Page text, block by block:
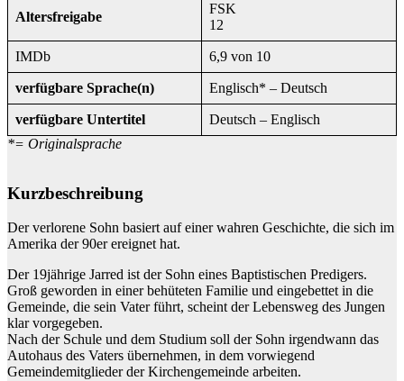
Altersfreigabe
FSK
12
IMDb 6,9 von 10
verfügbare Sprache(n) Englisch* – Deutsch
verfügbare Untertitel
Deutsch – Englisch
*= Originalsprache
Kurzbeschreibung
Der verlorene Sohn basiert auf einer wahren Geschichte, die sich im
Amerika der 90er ereignet hat.
Der 19jährige Jarred ist der Sohn eines Baptistischen Predigers.
Groß geworden in einer behüteten Familie und eingebettet in die
Gemeinde, die sein Vater führt, scheint der Lebensweg des Jungen
klar vorgegeben.
Nach der Schule und dem Studium soll der Sohn irgendwann das
Autohaus des Vaters übernehmen, in dem vorwiegend
Gemeindemitglieder der Kirchengemeinde arbeiten.